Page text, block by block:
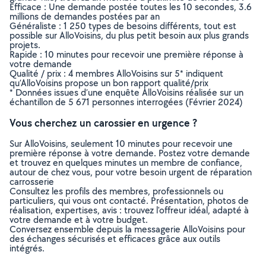
Efficace : Une demande postée toutes les 10 secondes, 3.6
millions de demandes postées par an
Généraliste : 1 250 types de besoins différents, tout est
possible sur AlloVoisins, du plus petit besoin aux plus grands
projets.
Rapide : 10 minutes pour recevoir une première réponse à
votre demande
Qualité / prix : 4 membres AlloVoisins sur 5* indiquent
qu’AlloVoisins propose un bon rapport qualité/prix
* Données issues d’une enquête AlloVoisins réalisée sur un
échantillon de 5 671 personnes interrogées (Février 2024)
Vous cherchez un carossier en urgence ?
Sur AlloVoisins, seulement 10 minutes pour recevoir une
première réponse à votre demande. Postez votre demande
et trouvez en quelques minutes un membre de confiance,
autour de chez vous, pour votre besoin urgent de réparation
carrosserie
Consultez les profils des membres, professionnels ou
particuliers, qui vous ont contacté. Présentation, photos de
réalisation, expertises, avis : trouvez l'offreur idéal, adapté à
votre demande et à votre budget.
Conversez ensemble depuis la messagerie AlloVoisins pour
des échanges sécurisés et efficaces grâce aux outils
intégrés.